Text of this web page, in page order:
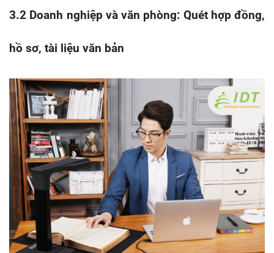
3.2 Doanh nghiệp và văn phòng: Quét hợp đồng,
hồ sơ, tài liệu văn bản